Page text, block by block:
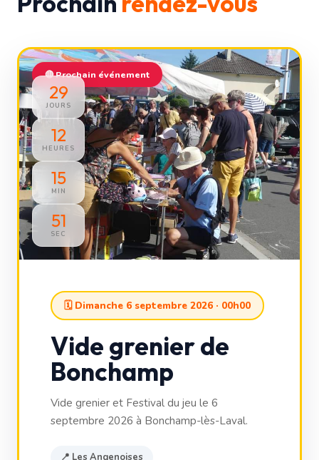
🔴 Prochain événement
29
JOURS
12
HEURES
15
MIN
49
SEC
🗓 Dimanche 6 septembre 2026 · 00h00
Vide grenier de
Bonchamp
Vide grenier et Festival du jeu le 6
septembre 2026 à Bonchamp-lès-Laval.
📍 Les Angenoises